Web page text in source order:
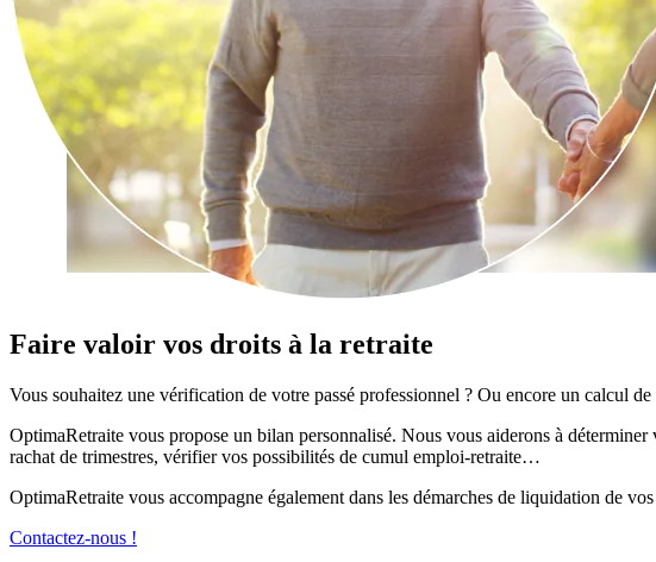
Faire valoir vos droits à la retraite
Vous souhaitez une vérification de votre passé professionnel ? Ou encore un calcul
OptimaRetraite vous propose un bilan personnalisé. Nous vous aiderons à
rachat de trimestres, vérifier vos possibilités de cumul emploi-retraite…
OptimaRetraite vous accompagne également dans les démarches de liquidation de
Contactez-nous !